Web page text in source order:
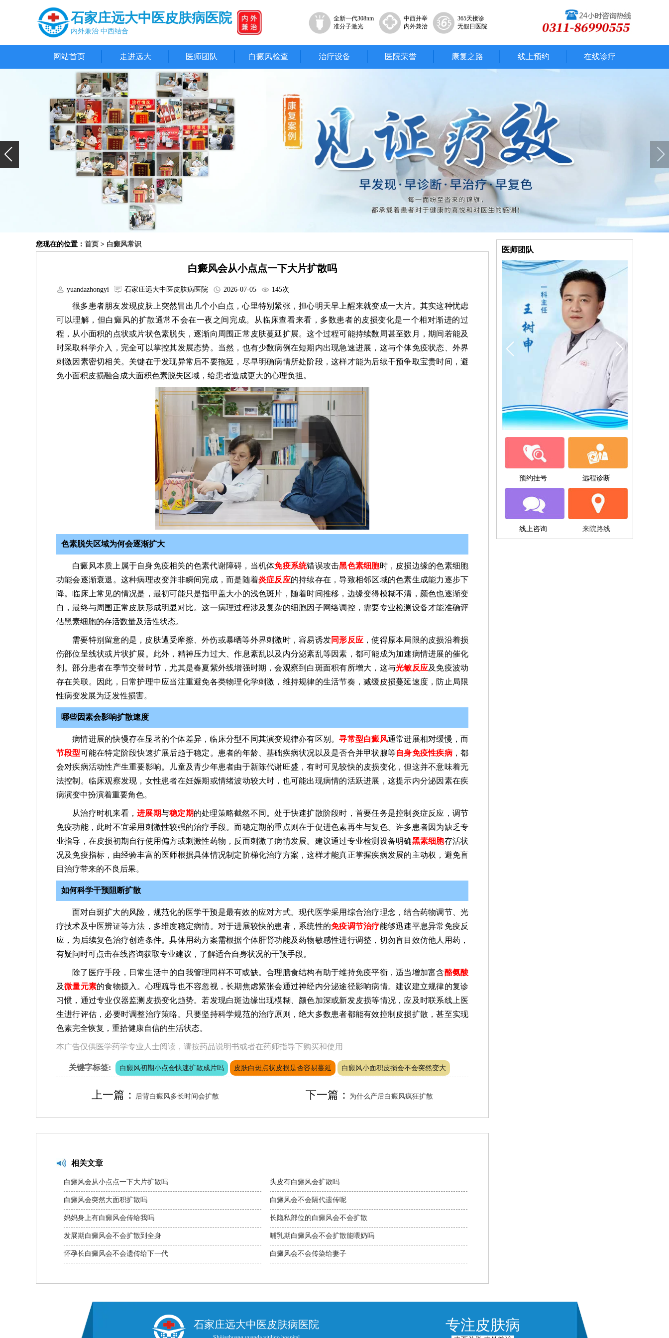
石家庄远大中医皮肤病医院
内外兼治 中西结合
全新一代308nm
准分子激光
中西并举
内外兼治
365天接诊
无假日医院
网站首页 走进远大 医师团队 白癜风检查 治疗设备 医院荣誉 康复之路 线上预约 在线诊疗
您现在的位置： 首页 > 白癜风常识
白癜风会从小点点一下大片扩散吗
yuandazhongyi 石家庄远大中医皮肤病医院 2026-07-05 145次
很多患者朋友发现皮肤上突然冒出几个小白点，心里特别紧张，担心明天早上醒来就变成一大片。其实这种忧虑
可以理解，但白癜风的扩散通常不会在一夜之间完成。从临床查看来看，多数患者的皮损变化是一个相对渐进的过
程，从小面积的点状或片状色素脱失，逐渐向周围正常皮肤蔓延扩展。这个过程可能持续数周甚至数月，期间若能及
时采取科学介入，完全可以掌控其发展态势。当然，也有少数病例在短期内出现急速进展，这与个体免疫状态、外界
刺激因素密切相关。关键在于发现异常后不要拖延，尽早明确病情所处阶段，这样才能为后续干预争取宝贵时间，避
免小面积皮损融合成大面积色素脱失区域，给患者造成更大的心理负担。
色素脱失区域为何会逐渐扩大
白癜风本质上属于自身免疫相关的色素代谢障碍，当机体免疫系统错误攻击黑色素细胞时，皮损边缘的色素细胞
功能会逐渐衰退。这种病理改变并非瞬间完成，而是随着炎症反应的持续存在，导致相邻区域的色素生成能力逐步下
降。临床上常见的情况是，最初可能只是指甲盖大小的浅色斑片，随着时间推移，边缘变得模糊不清，颜色也逐渐变
白，最终与周围正常皮肤形成明显对比。这一病理过程涉及复杂的细胞因子网络调控，需要专业检测设备才能准确评
估黑素细胞的存活数量及活性状态。
需要特别留意的是，皮肤遭受摩擦、外伤或暴晒等外界刺激时，容易诱发同形反应 ，使得原本局限的皮损沿着损
伤部位呈线状或片状扩展。此外，精神压力过大、作息紊乱以及内分泌紊乱等因素，都可能成为加速病情进展的催化
剂。部分患者在季节交替时节，尤其是春夏紫外线增强时期，会观察到白斑面积有所增大，这与光敏反应及免疫波动
存在关联。因此，日常护理中应当注重避免各类物理化学刺激，维持规律的生活节奏，减缓皮损蔓延速度，防止局限
性病变发展为泛发性损害。
哪些因素会影响扩散速度
病情进展的快慢存在显著的个体差异，临床分型不同其演变规律亦有区别。寻常型白癜风通常进展相对缓慢，而
节段型可能在特定阶段快速扩展后趋于稳定。患者的年龄、基础疾病状况以及是否合并甲状腺等自身免疫性疾病，都
会对疾病活动性产生重要影响。儿童及青少年患者由于新陈代谢旺盛，有时可见较快的皮损变化，但这并不意味着无
法控制。临床观察发现，女性患者在妊娠期或情绪波动较大时，也可能出现病情的活跃进展，这提示内分泌因素在疾
病演变中扮演着重要角色。
从治疗时机来看， 进展期与稳定期的处理策略截然不同。处于快速扩散阶段时，首要任务是控制炎症反应，调节
免疫功能，此时不宜采用刺激性较强的治疗手段。而稳定期的重点则在于促进色素再生与复色。许多患者因为缺乏专
业指导，在皮损初期自行使用偏方或刺激性药物，反而刺激了病情发展。建议通过专业检测设备明确黑素细胞存活状
况及免疫指标，由经验丰富的医师根据具体情况制定阶梯化治疗方案，这样才能真正掌握疾病发展的主动权，避免盲
目治疗带来的不良后果。
如何科学干预阻断扩散
面对白斑扩大的风险，规范化的医学干预是最有效的应对方式。现代医学采用综合治疗理念，结合药物调节、光
疗技术及中医辨证等方法，多维度稳定病情。对于进展较快的患者，系统性的免疫调节治疗能够迅速平息异常免疫反
应，为后续复色治疗创造条件。具体用药方案需根据个体肝肾功能及药物敏感性进行调整，切勿盲目效仿他人用药，
有疑问时可点击在线咨询获取专业建议，了解适合自身状况的干预手段。
除了医疗手段，日常生活中的自我管理同样不可或缺。合理膳食结构有助于维持免疫平衡，适当增加富含酪氨酸
及微量元素的食物摄入。心理疏导也不容忽视，长期焦虑紧张会通过神经内分泌途径影响病情。建议建立规律的复诊
习惯，通过专业仪器监测皮损变化趋势。若发现白斑边缘出现模糊、颜色加深或新发皮损等情况，应及时联系线上医
生进行评估，必要时调整治疗策略。只要坚持科学规范的治疗原则，绝大多数患者都能有效控制皮损扩散，甚至实现
色素完全恢复，重拾健康自信的生活状态。
本广告仅供医学药学专业人士阅读，请按药品说明书或者在药师指导下购买和使用
关键字标签: 白癜风初期小点会快速扩散成片吗 皮肤白斑点状皮损是否容易蔓延 白癜风小面积皮损会不会突然变大
上一篇： 后背白癜风多长时间会扩散 下一篇： 为什么产后白癜风疯狂扩散
相关文章
白癜风会从小点点一下大片扩散吗
白癜风会突然大面积扩散吗
妈妈身上有白癜风会传给我吗
发展期白癜风会不会扩散到全身
怀孕长白癜风会不会遗传给下一代
头皮有白癜风会扩散吗
白癜风会不会隔代遗传呢
长隐私部位的白癜风会不会扩散
哺乳期白癜风会不会扩散能喂奶吗
白癜风会不会传染给妻子
医师团队
预约挂号 远程诊断
线上咨询 来院路线
石家庄远大中医皮肤病医院 专注皮肤病